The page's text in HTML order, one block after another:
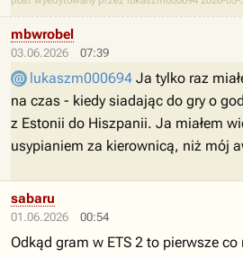
03.06.2026 07:39
mbwrobel
lukaszm000694 Ja tylko raz
na czas - kiedy siadając do gry o
z Estonii do Hiszpanii. Ja miałem
usypianiem za kierownicą, niż mój
01.06.2026 00:54
sabaru
Odkąd gram w ETS 2 to pierwsze